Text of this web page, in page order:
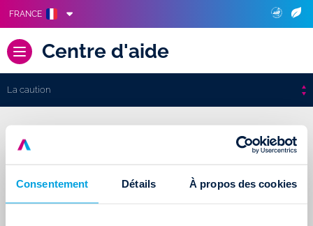
Consentement Détails À propos des cookies
FRANCE
Centre d'aide
La caution
La caution